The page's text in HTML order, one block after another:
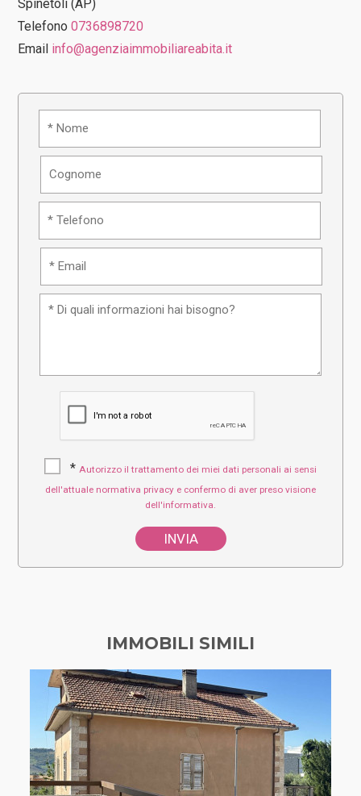
Spinetoli (AP)
Telefono 0736898720
Email info@agenziaimmobiliareabita.it
* Autorizzo il trattamento dei miei dati personali ai sensi
dell'attuale normativa privacy e confermo di aver preso visione
dell'informativa.
IMMOBILI SIMILI